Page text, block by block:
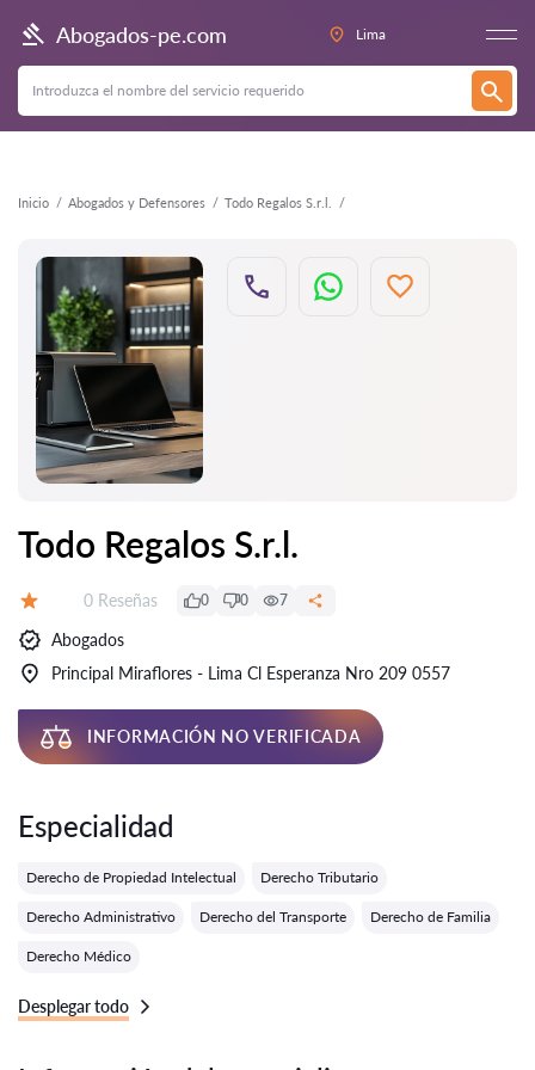
Abogados-pe.com Lima
Inicio Abogados y Defensores Todo Regalos S.r.l.
Atrás
Todo Regalos S.r.l.
Número de reseñas:
0 Reseñas 0 0 7
Abogados
Principal Miraflores - Lima Cl Esperanza Nro 209 0557
INFORMACIÓN NO VERIFICADA
Especialidad
Derecho de Propiedad Intelectual Derecho Tributario
Derecho Administrativo Derecho del Transporte Derecho de Familia
Derecho Médico
Desplegar todo